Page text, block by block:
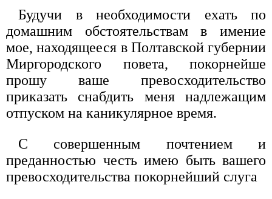
Будучи в необходимости ехать по
домашним обстоятельствам в имение
мое, находящееся в Полтавской губернии
Миргородского повета, покорнейше
прошу ваше превосходительство
приказать снабдить меня надлежащим
отпуском на каникулярное время.
С совершенным почтением и
преданностью честь имею быть вашего
превосходительства покорнейший слуга